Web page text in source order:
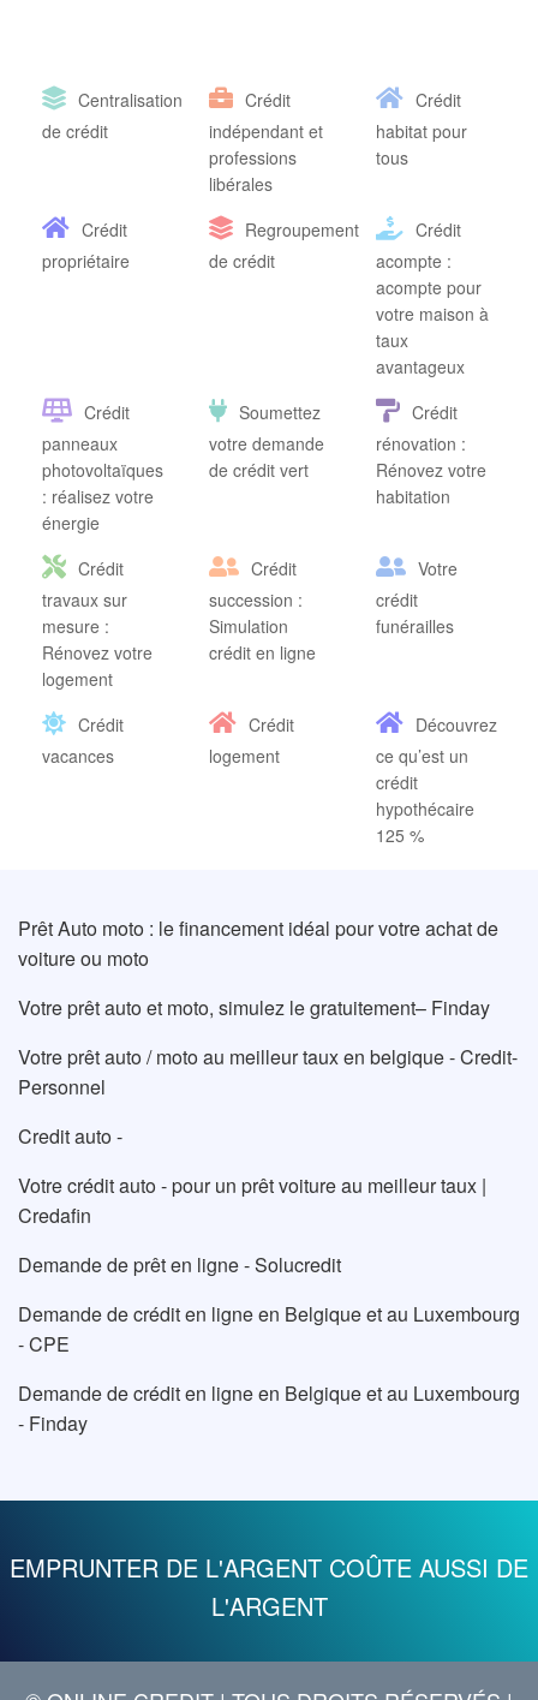
Centralisation
de crédit
Crédit
indépendant et
professions
libérales
Crédit
habitat pour
tous
Crédit
propriétaire
Regroupement
de crédit
Crédit
acompte :
acompte pour
votre maison à
taux
avantageux
Crédit
panneaux
photovoltaïques
: réalisez votre
énergie
Soumettez
votre demande
de crédit vert
Crédit
rénovation :
Rénovez votre
habitation
Crédit
travaux sur
mesure :
Rénovez votre
logement
Crédit
succession :
Simulation
crédit en ligne
Votre
crédit
funérailles
Crédit
vacances
Crédit
logement
Découvrez
ce qu’est un
crédit
hypothécaire
125 %
Prêt Auto moto : le financement idéal pour votre achat de
voiture ou moto
Votre prêt auto et moto, simulez le gratuitement– Finday
Votre prêt auto / moto au meilleur taux en belgique - Credit-
Personnel
Credit auto -
Votre crédit auto - pour un prêt voiture au meilleur taux |
Credafin
Demande de prêt en ligne - Solucredit
Demande de crédit en ligne en Belgique et au Luxembourg
- CPE
Demande de crédit en ligne en Belgique et au Luxembourg
- Finday
EMPRUNTER DE L'ARGENT COÛTE AUSSI DE
L'ARGENT